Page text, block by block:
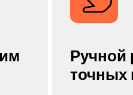
Ручной
точных